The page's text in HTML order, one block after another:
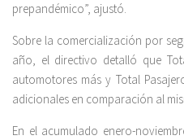
prepandémico”, ajustó.
Sobre la comercialización por
año, el directivo detalló que
automotores más y Total
adicionales en comparación al
En el acumulado enero-